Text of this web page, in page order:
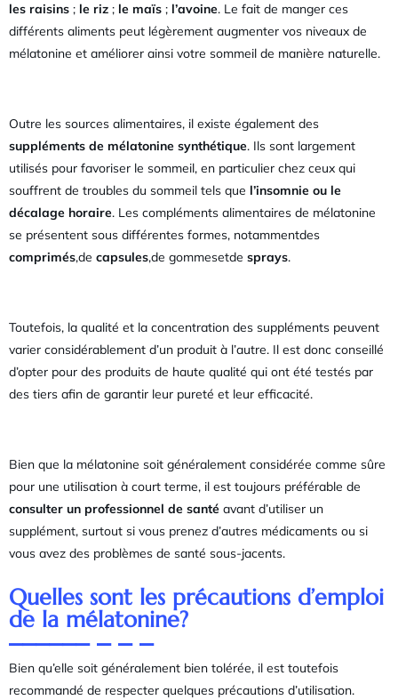
les raisins ; le riz ; le maïs ; l’avoine. Le fait de manger ces
différents aliments peut légèrement augmenter vos niveaux de
mélatonine et améliorer ainsi votre sommeil de manière naturelle.
Outre les sources alimentaires, il existe également des
suppléments de mélatonine synthétique. Ils sont largement
utilisés pour favoriser le sommeil, en particulier chez ceux qui
souffrent de troubles du sommeil tels que l’insomnie ou le
décalage horaire. Les compléments alimentaires de mélatonine
se présentent sous différentes formes, notammentdes
comprimés,de capsules,de gommesetde sprays.
Toutefois, la qualité et la concentration des suppléments peuvent
varier considérablement d’un produit à l’autre. Il est donc conseillé
d’opter pour des produits de haute qualité qui ont été testés par
des tiers afin de garantir leur pureté et leur efficacité.
Bien que la mélatonine soit généralement considérée comme sûre
pour une utilisation à court terme, il est toujours préférable de
consulter un professionnel de santé avant d’utiliser un
supplément, surtout si vous prenez d’autres médicaments ou si
vous avez des problèmes de santé sous-jacents.
Quelles sont les précautions d’emploi
de la mélatonine?
Bien qu’elle soit généralement bien tolérée, il est toutefois
recommandé de respecter quelques précautions d’utilisation.